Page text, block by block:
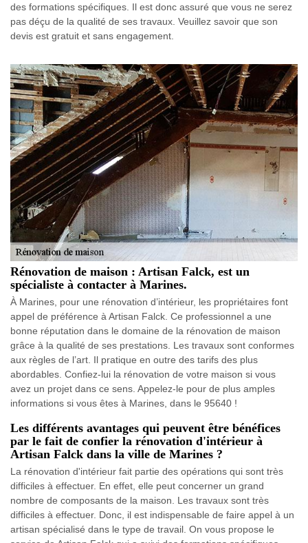
des formations spécifiques. Il est donc assuré que vous ne serez
pas déçu de la qualité de ses travaux. Veuillez savoir que son
devis est gratuit et sans engagement.
Rénovation de maison : Artisan Falck, est un
spécialiste à contacter à Marines.
À Marines, pour une rénovation d’intérieur, les propriétaires font
appel de préférence à Artisan Falck. Ce professionnel a une
bonne réputation dans le domaine de la rénovation de maison
grâce à la qualité de ses prestations. Les travaux sont conformes
aux règles de l’art. Il pratique en outre des tarifs des plus
abordables. Confiez-lui la rénovation de votre maison si vous
avez un projet dans ce sens. Appelez-le pour de plus amples
informations si vous êtes à Marines, dans le 95640 !
Les différents avantages qui peuvent être bénéfices
par le fait de confier la rénovation d'intérieur à
Artisan Falck dans la ville de Marines ?
La rénovation d'intérieur fait partie des opérations qui sont très
difficiles à effectuer. En effet, elle peut concerner un grand
nombre de composants de la maison. Les travaux sont très
difficiles à effectuer. Donc, il est indispensable de faire appel à un
artisan spécialisé dans le type de travail. On vous propose le